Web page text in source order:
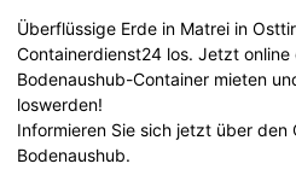
Überflüssige Erde in Matrei in
Containerdienst24 los. Jetzt online
Bodenaushub-Container mieten
loswerden!
Informieren Sie sich jetzt über den
Bodenaushub.